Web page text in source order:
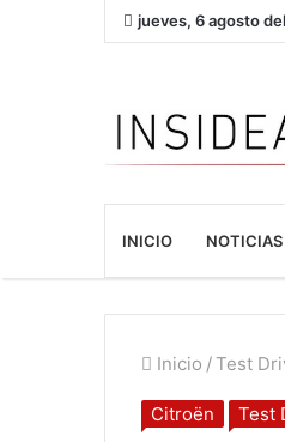
jueves, 6 agosto
INICIO NOTICIAS
Inicio /Test
Citroën Test